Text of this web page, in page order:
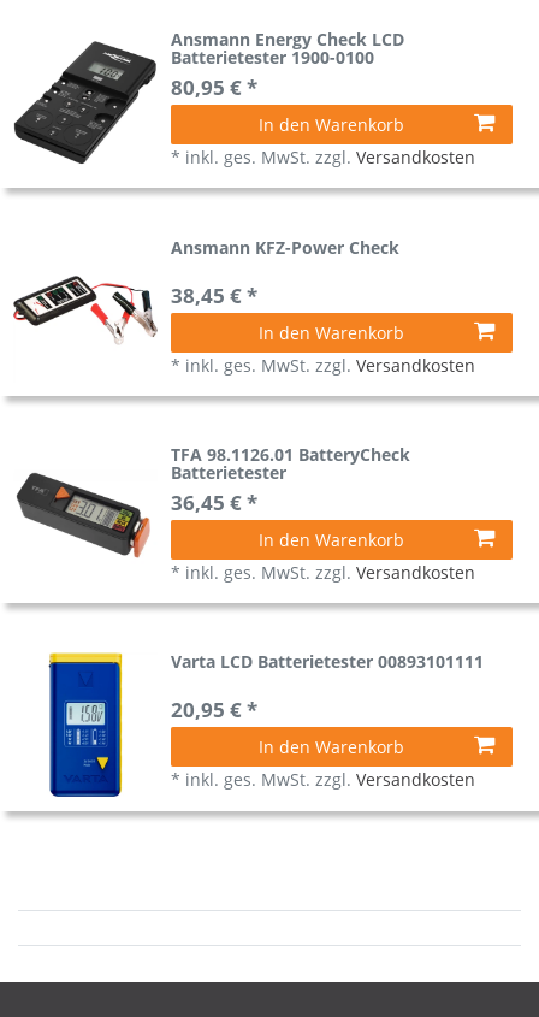
Ansmann Energy Check LCD
Batterietester 1900-0100
80,95 € *
In den Warenkorb
* inkl. ges. MwSt. zzgl.Versandkosten
Ansmann KFZ-Power Check
38,45 € *
In den Warenkorb
* inkl. ges. MwSt. zzgl.Versandkosten
TFA 98.1126.01 BatteryCheck
Batterietester
36,45 € *
In den Warenkorb
* inkl. ges. MwSt. zzgl.Versandkosten
Varta LCD Batterietester 00893101111
20,95 € *
In den Warenkorb
* inkl. ges. MwSt. zzgl.Versandkosten